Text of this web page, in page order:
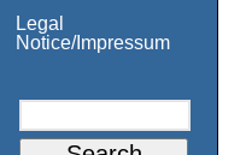
Legal
Notice/Impressum